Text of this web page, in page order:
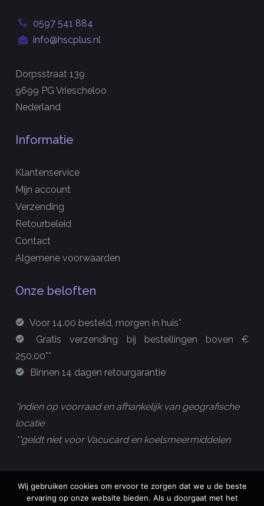
0597 541 884
info@hscplus.nl
Dorpsstraat 139
9699 PG Vriescheloo
Nederland
Informatie
Klantenservice
Mijn account
Verzending
Retourbeleid
Contact
Algemene voorwaarden
Onze beloften
Voor 14.00 besteld, morgen in huis*
Gratis verzending bij bestellingen boven €
250,00**
Binnen 14 dagen retourgarantie
*indien op voorraad en afhankelijk van geografische
locatie
**geldt niet voor Vacucard en koelsmeermiddelen
Wij gebruiken cookies om ervoor te zorgen dat we u de beste
ervaring op onze website bieden. Als u doorgaat met het